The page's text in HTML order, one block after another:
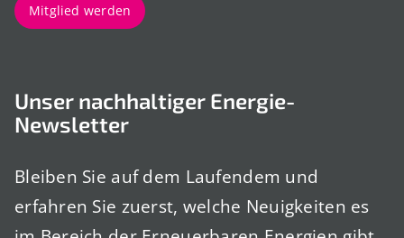
Mitglied werden
Unser nachhaltiger Energie-
Newsletter
Bleiben Sie auf dem Laufendem und
erfahren Sie zuerst, welche Neuigkeiten es